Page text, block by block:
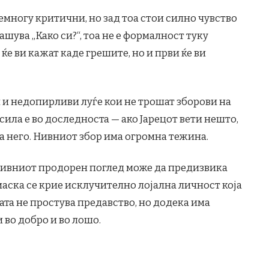
критични, но зад тоа стои силно чувство
„Како си?“, тоа не е формалност туку
ви кажат каде грешите, но и први ќе ви
недопирливи луѓе кои не трошат зборови на
е во доследноста — ако Јарецот вети нешто,
него. Нивниот збор има огромна тежина.
продорен поглед може да предизвика
се крие исклучително лојална личност која
не простува предавство, но додека има
во добро и во лошо.